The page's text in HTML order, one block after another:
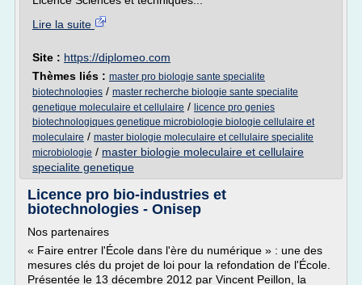
Lire la suite
Site : https://diplomeo.com
Thèmes liés : master pro biologie sante specialite
biotechnologies / master recherche biologie sante specialite
genetique moleculaire et cellulaire / licence pro genies
biotechnologiques genetique microbiologie biologie cellulaire et
moleculaire / master biologie moleculaire et cellulaire specialite
microbiologie / master biologie moleculaire et cellulaire
specialite genetique
Licence pro bio-industries et
biotechnologies - Onisep
Nos partenaires
« Faire entrer l'École dans l'ère du numérique » : une des
mesures clés du projet de loi pour la refondation de l'École.
Présentée le 13 décembre 2012 par Vincent Peillon, la